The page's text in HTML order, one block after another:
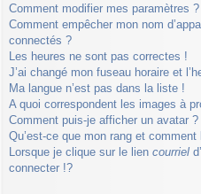
Comment modifier mes paramètres ?
Comment empêcher mon nom
connectés ?
Les heures ne sont pas correctes !
J’ai changé mon fuseau horaire et
Ma langue n’est pas dans la liste !
A quoi correspondent les images à
Comment puis-je afficher un avatar ?
Qu’est-ce que mon rang et
Lorsque je clique sur le lien courriel
connecter !?